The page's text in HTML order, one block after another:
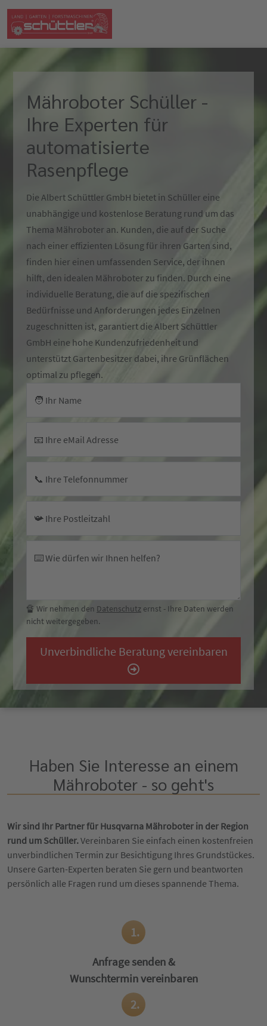
Mähroboter Schüller -
Ihre Experten für
automatisierte
Rasenpflege
Die Albert Schüttler GmbH bietet in Schüller eine
unabhängige und kostenlose Beratung rund um das
Thema Mähroboter an. Kunden, die auf der Suche
nach einer effizienten Lösung für ihren Garten sind,
finden hier einen umfassenden Service, der ihnen
hilft, den idealen Mähroboter zu finden. Durch eine
individuelle Beratung, die auf die spezifischen
Bedürfnisse und Anforderungen jedes Einzelnen
zugeschnitten ist, garantiert die Albert Schüttler
GmbH eine hohe Kundenzufriedenheit und
unterstützt Gartenbesitzer dabei, ihre Grünflächen
optimal zu pflegen.
🧑 Ihr Name
📧 Ihre eMail Adresse
📞 Ihre Telefonnummer
📯 Ihre Postleitzahl
⌨️ Wie dürfen wir Ihnen helfen?
🔏 Wir nehmen den Datenschutz ernst - Ihre Daten werden
nicht weitergegeben.
Haben Sie Interesse an einem
Mähroboter - so geht's
Wir sind Ihr Partner für Husqvarna Mähroboter in der Region
rund um Schüller.Vereinbaren Sie einfach einen kostenfreien
unverbindlichen Termin zur Besichtigung Ihres Grundstückes.
Unsere Garten-Experten beraten Sie gern und beantworten
persönlich alle Fragen rund um dieses spannende Thema.
1.
Anfrage senden &
Wunschtermin vereinbaren
2.